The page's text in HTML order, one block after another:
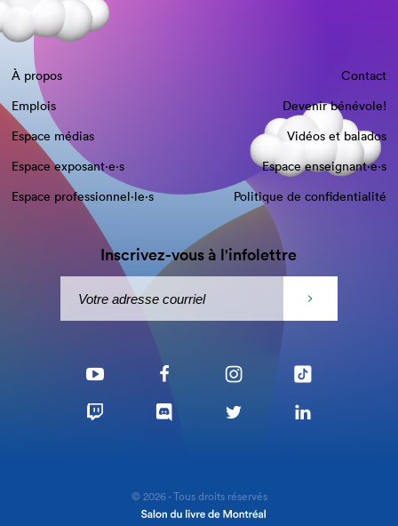
À propos
Contact
Emplois
Devenir bénévole!
Espace médias
Vidéos et balados
Espace exposant·e⋅s
Espace enseignant·e⋅s
Espace professionnel·le⋅s
Politique de confidentialité
Inscrivez-vous à l'infolettre
© 2026 - Tous droits réservés